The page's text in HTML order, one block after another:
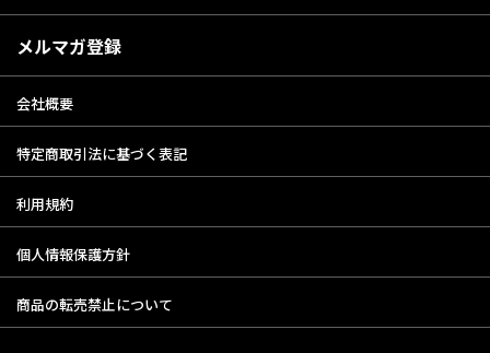
メルマガ登録
会社概要
特定商取引法に基づく表記
利用規約
個人情報保護方針
商品の転売禁止について